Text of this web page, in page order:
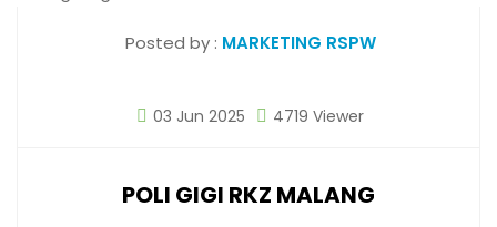
Posted by : MARKETING RSPW
03 Jun 2025 4719 Viewer
POLI GIGI RKZ MALANG